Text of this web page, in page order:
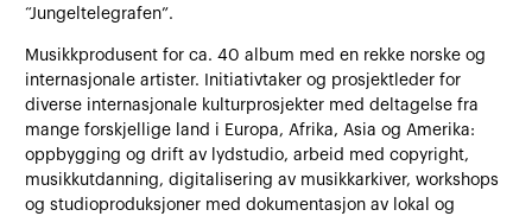
“Jungeltelegrafen”.
Musikkprodusent for ca. 40 album med en rekke norske og
internasjonale artister. Initiativtaker og prosjektleder for
diverse internasjonale kulturprosjekter med deltagelse fra
mange forskjellige land i Europa, Afrika, Asia og Amerika:
oppbygging og drift av lydstudio, arbeid med copyright,
musikkutdanning, digitalisering av musikkarkiver, workshops
og studioproduksjoner med dokumentasjon av lokal og